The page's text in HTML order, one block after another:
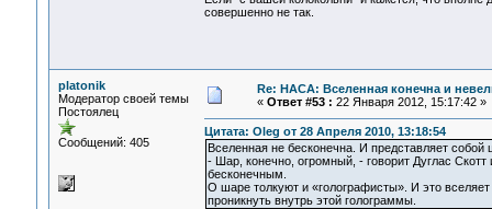
совершенно не так.
platonik
Модератор своей темы
Постоялец
Сообщений: 405
Re: НАСА: Вселенная конечна и
« Ответ #53 : 22 Января 2012, 15:17:42 »
Цитата: Oleg от 28 Апреля 2010, 13:18:54
Вселенная не бесконечна. И представляет
- Шар, конечно, огромный, - говорит Дуглас Скотт
бесконечным.
О шаре толкуют и «голографисты». И это
проникнуть внутрь этой голограммы.